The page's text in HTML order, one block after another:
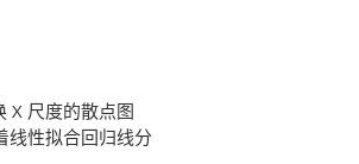
X 尺度的散点图
线性拟合回归线分